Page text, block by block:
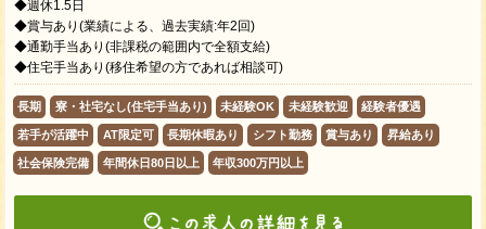
◆週休1.5日
◆賞与あり(業績による、過去実績:年2回)
◆通勤手当あり(非課税の範囲内で全額支給)
◆住宅手当あり(移住希望の方であれば相談可)
長期 寮・社宅なし(住宅手当あり) 未経験OK 未経験歓迎 経験者優遇
若手が活躍中 AT限定可 長期休暇あり シフト勤務 賞与あり 昇給あり
社会保険完備 年間休日80日以上 年収300万円以上